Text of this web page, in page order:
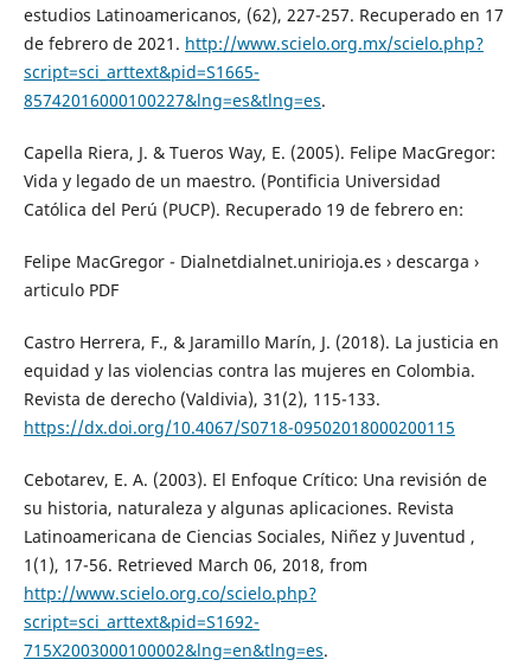
estudios Latinoamericanos, (62), 227-257. Recuperado en 17
de febrero de 2021. http://www.scielo.org.mx/scielo.php?
script=sci_arttext&pid=S1665-
85742016000100227&lng=es&tlng=es.
Capella Riera, J. & Tueros Way, E. (2005). Felipe MacGregor:
Vida y legado de un maestro. (Pontificia Universidad
Católica del Perú (PUCP). Recuperado 19 de febrero en:
Felipe MacGregor - Dialnetdialnet.unirioja.es › descarga ›
articulo PDF
Castro Herrera, F., & Jaramillo Marín, J. (2018). La justicia en
equidad y las violencias contra las mujeres en Colombia.
Revista de derecho (Valdivia), 31(2), 115-133.
https://dx.doi.org/10.4067/S0718-09502018000200115
Cebotarev, E. A. (2003). El Enfoque Crítico: Una revisión de
su historia, naturaleza y algunas aplicaciones. Revista
Latinoamericana de Ciencias Sociales, Niñez y Juventud ,
1(1), 17-56. Retrieved March 06, 2018, from
http://www.scielo.org.co/scielo.php?
script=sci_arttext&pid=S1692-
715X2003000100002&lng=en&tlng=es.